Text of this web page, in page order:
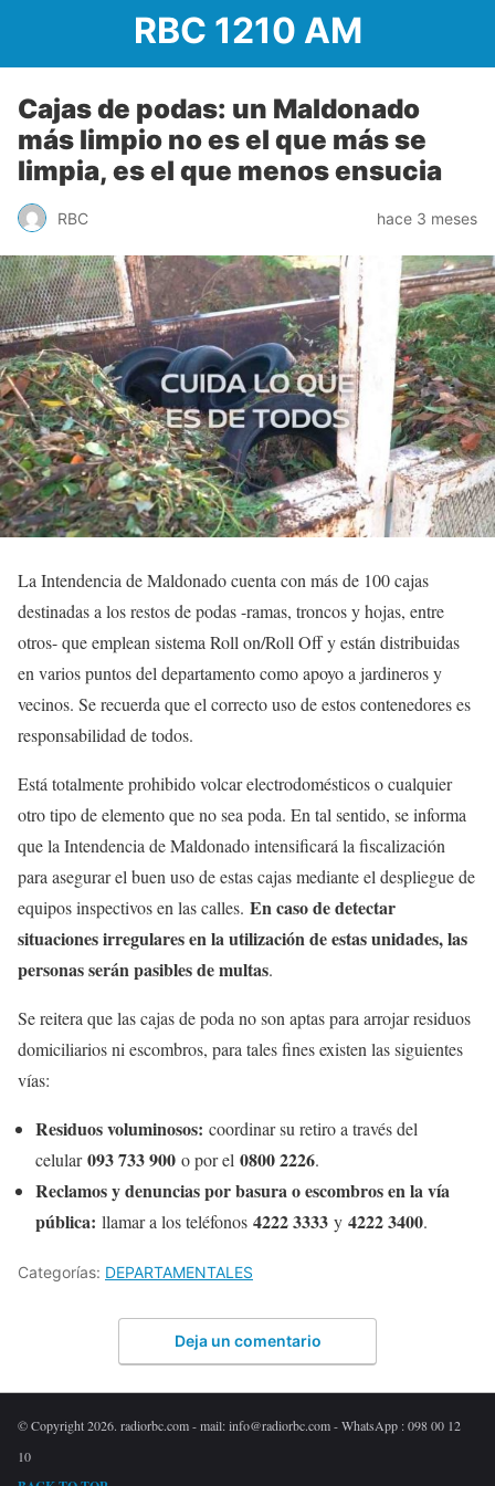
RBC 1210 AM
Cajas de podas: un Maldonado
más limpio no es el que más se
limpia, es el que menos ensucia
RBC hace 3 meses
La Intendencia de Maldonado cuenta con más de 100 cajas
destinadas a los restos de podas -ramas, troncos y hojas, entre
otros- que emplean sistema Roll on/Roll Off y están distribuidas
en varios puntos del departamento como apoyo a jardineros y
vecinos. Se recuerda que el correcto uso de estos contenedores es
responsabilidad de todos.
Está totalmente prohibido volcar electrodomésticos o cualquier
otro tipo de elemento que no sea poda. En tal sentido, se informa
que la Intendencia de Maldonado intensificará la fiscalización
para asegurar el buen uso de estas cajas mediante el despliegue de
equipos inspectivos en las calles. En caso de detectar
situaciones irregulares en la utilización de estas unidades, las
personas serán pasibles de multas.
Se reitera que las cajas de poda no son aptas para arrojar residuos
domiciliarios ni escombros, para tales fines existen las siguientes
vías:
Residuos voluminosos: coordinar su retiro a través del
celular093 733 900 o por el 0800 2226.
Reclamos y denuncias por basura o escombros en la vía
pública: llamar a los teléfonos 4222 3333 y 4222 3400.
Categorías: DEPARTAMENTALES
Deja un comentario
© Copyright 2026. radiorbc.com - mail: info@radiorbc.com - WhatsApp : 098 00 12
10